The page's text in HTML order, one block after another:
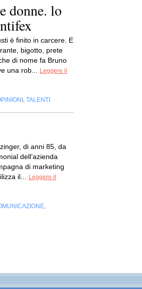
donne. lo
è finito in carcere. E
bigotto, prete
di nome fa Bruno
una rob...
Leggere il
TALENTI
di anni 85, da
dell’azienda
di marketing
il...
Leggere il